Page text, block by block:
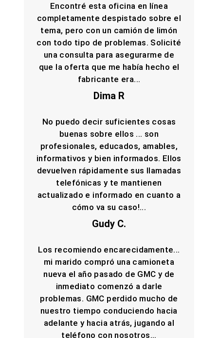
Encontré esta oficina en línea
completamente despistado sobre el
tema, pero con un camión de limón
con todo tipo de problemas. Solicité
una consulta para asegurarme de
que la oferta que me había hecho el
fabricante era...
Dima R
No puedo decir suficientes cosas
buenas sobre ellos ... son
profesionales, educados, amables,
informativos y bien informados. Ellos
devuelven rápidamente sus llamadas
telefónicas y te mantienen
actualizado e informado en cuanto a
cómo va su caso!...
Gudy C.
Los recomiendo encarecidamente...
mi marido compró una camioneta
nueva el año pasado de GMC y de
inmediato comenzó a darle
problemas. GMC perdido mucho de
nuestro tiempo conduciendo hacia
adelante y hacia atrás, jugando al
teléfono con nosotros...